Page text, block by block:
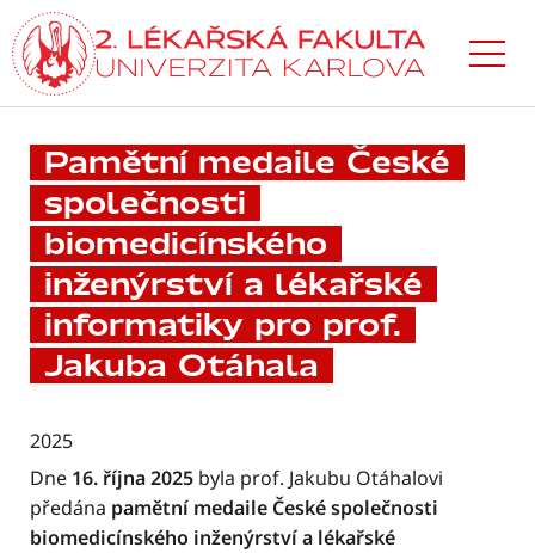
Přejít
k hlavnímu
obsahu
Pamětní medaile České
společnosti
biomedicínského
inženýrství a lékařské
informatiky pro prof.
Jakuba Otáhala
2025
Dne 16. října 2025 byla prof. Jakubu Otáhalovi
předána pamětní medaile České společnosti
biomedicínského inženýrství a lékařské